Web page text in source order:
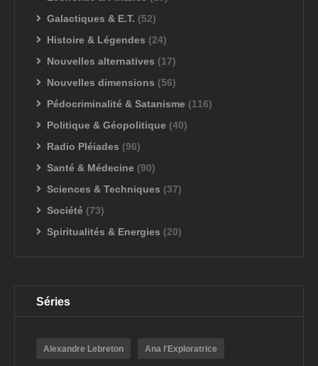
Galactiques & E.T. (52)
Histoire & Légendes (24)
Nouvelles alternatives (17)
Nouvelles dimensions (56)
Pédocriminalité & Satanisme (116)
Politique & Géopolitique (40)
Radio Pléiades (96)
Santé & Médecine (90)
Sciences & Techniques (37)
Société (73)
Spiritualités & Energies (20)
Séries
Alexandre Lebreton Ana l'Exploratrice